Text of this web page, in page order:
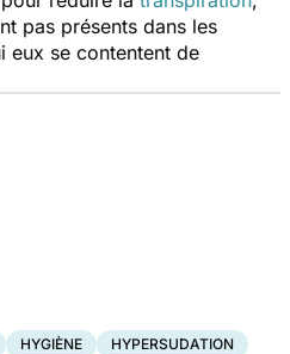
pas présents dans les
eux se contentent de
HYGIÈNE
HYPERSUDATION